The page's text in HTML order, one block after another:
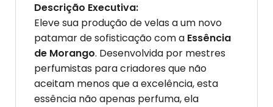
Descrição Executiva:
Eleve sua produção de velas a um novo
patamar de sofisticação com a Essência
de Morango. Desenvolvida por mestres
perfumistas para criadores que não
aceitam menos que a excelência, esta
essência não apenas perfuma, ela